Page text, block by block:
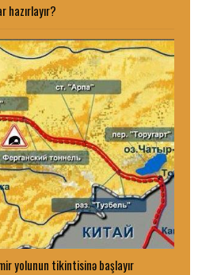
hazırlayır?
yolunun tikintisinə başlayır